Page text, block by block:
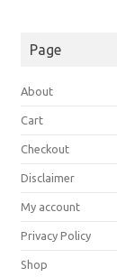
Page
About
Cart
Checkout
Disclaimer
My account
Privacy Policy
Shop